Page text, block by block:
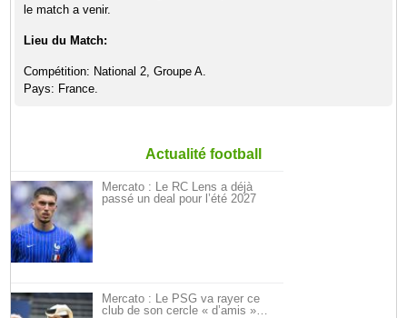
le match a venir.
Lieu du Match:
Compétition: National 2, Groupe A.
Pays: France.
Actualité football
Mercato : Le RC Lens a déjà
passé un deal pour l’été 2027
Mercato : Le PSG va rayer ce
club de son cercle « d’amis »…